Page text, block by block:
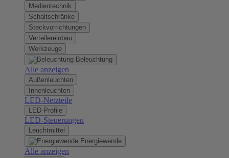
Medientechnik
Schaltschränke
Steckvorrichtungen
Verteilereinbau
Werkzeuge
Beleuchtung
Alle anzeigen
Außenleuchten
Innenleuchten
LED-Netzteile
LED-Profile
LED-Steuerungen
Leuchtmittel
Energiewende
Alle anzeigen